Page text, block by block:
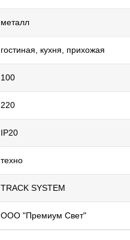
металл
гостиная, кухня, прихожая
100
220
IP20
техно
TRACK SYSTEM
ООО "Премиум Свет"